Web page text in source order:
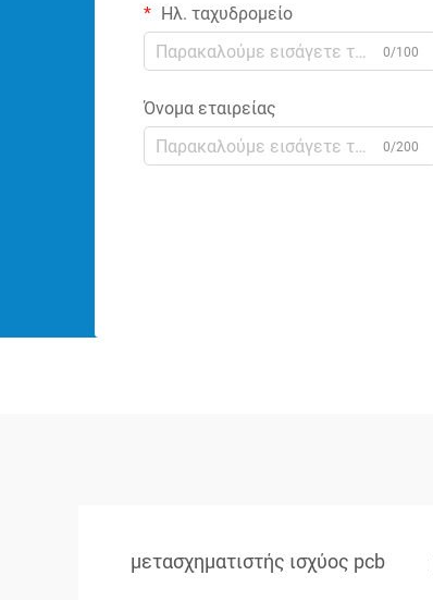
Ηλ. ταχυδρομείο
0/100
Όνομα εταιρείας
0/200
μετασχηματιστής ισχύος pcb